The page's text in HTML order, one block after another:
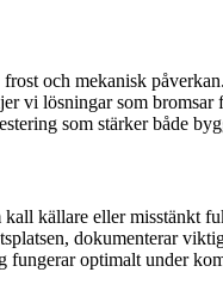
och mekanisk
lösningar som
som stärker både
källare eller misstänkt
dokumenterar
optimalt under